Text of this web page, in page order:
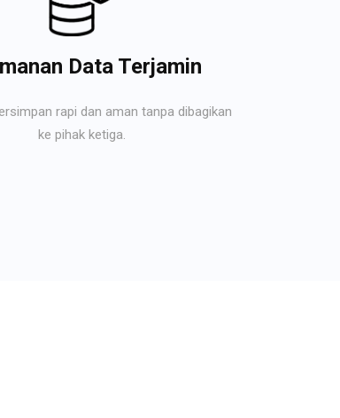
Data Terjamin
rapi dan aman tanpa dibagikan
ke pihak ketiga.